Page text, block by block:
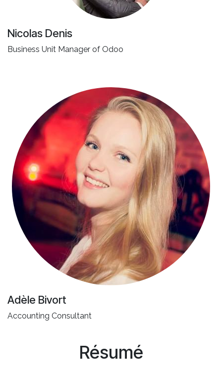
Nicolas Denis
Business Unit Manager of Odoo
Adèle Bivort
Accounting Consultant
Résumé